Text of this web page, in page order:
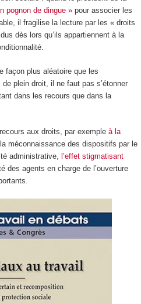
pognon de dingue »pour associer les
il fragilise la lecture par les « droits
dès lors qu’ils appartiennent à la
façon plus aléatoire que les
plein droit, il ne faut pas s’étonner
dans les recours que dans la
aux droits, par exemple à la
méconnaissance des dispositifs par le
administrative, l’effet stigmatisant
des agents en charge de l’ouverture